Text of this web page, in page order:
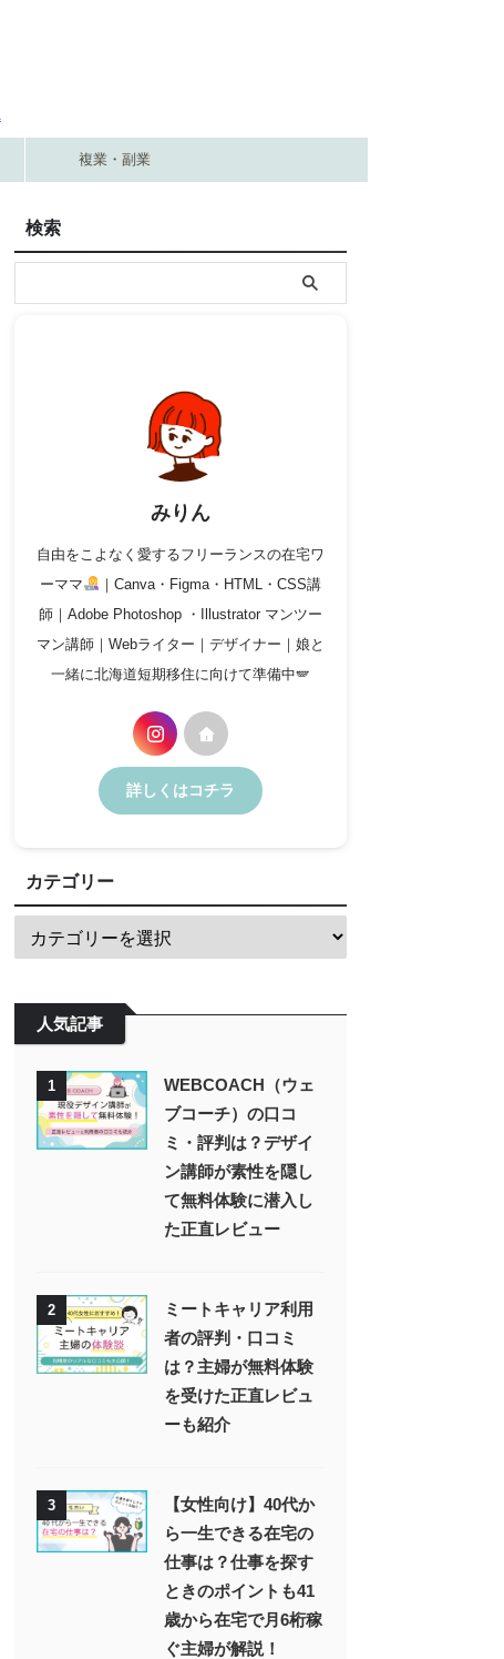
複業・副業
検索
みりん
自由をこよなく愛するフリーランスの在宅ワ
ーママ
｜Canva・Figma・HTML・CSS講
師｜Adobe Photoshop ・Illustrator マンツー
マン講師｜Webライター｜デザイナー｜娘と
一緒に北海道短期移住に向けて準備中🪽
詳しくはコチラ
カテゴリー
人気記事
1
WEBCOACH（ウェ
ブコーチ）の口コ
ミ・評判は？デザイ
ン講師が素性を隠し
て無料体験に潜入し
た正直レビュー
2
ミートキャリア利用
者の評判・口コミ
は？主婦が無料体験
を受けた正直レビュ
ーも紹介
3
【女性向け】40代か
ら一生できる在宅の
仕事は？仕事を探す
ときのポイントも41
歳から在宅で月6桁稼
ぐ主婦が解説！